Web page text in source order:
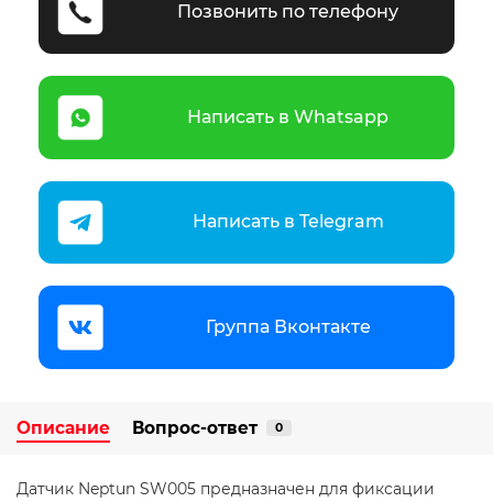
Позвонить по телефону
Написать в Whatsapp
Написать в Telegram
Группа Вконтакте
Описание Вопрос-ответ 0
Датчик Neptun SW005 предназначен для фиксации